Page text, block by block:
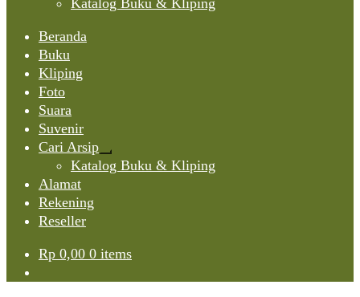
Katalog Buku & Kliping
Beranda
Buku
Kliping
Foto
Suara
Suvenir
Cari Arsip
Expand
child
Katalog Buku & Kliping
Alamat
Rekening
Reseller
Rp 0,00 0 items